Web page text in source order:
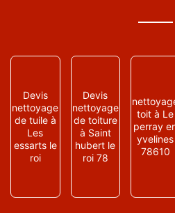
Devis
nettoyage
de tuile à
Les
essarts le
roi
Devis
nettoyage
de toiture
à Saint
hubert le
roi 78
toit à Le
perray
yvelines
78610